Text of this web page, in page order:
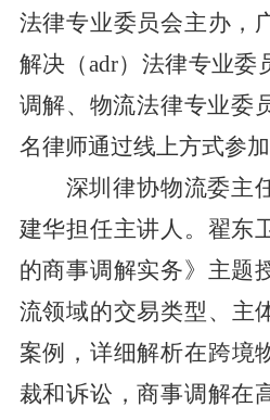
法律专业委员会主办，
解决（adr）法律专业委
调解、 物流法律专业委
名律师通过线上方式参加
深圳律协物流委主
建华担任主讲人。翟东
的商事调解实务》主题
流领域的交易类型、主
案例，详细解析在跨境
裁和诉讼，商事调解在